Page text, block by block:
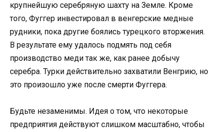
крупнейшую серебряную шахту на Земле. Кроме
того, Фуггер инвестировал в венгерские медные
рудники, пока другие боялись турецкого вторжения.
В результате ему удалось подмять под себя
производство меди так же, как ранее добычу
серебра. Турки действительно захватили Венгрию, но
это произошло уже после смерти Фуггера.
Будьте незаменимы. Идея о том, что некоторые
предприятия действуют слишком масштабно, чтобы